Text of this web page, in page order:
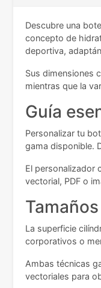
Descubre una
concepto de
deportiva,
Sus dimensiones
mientras que la
Guía
Personalizar tu
gama disponible.
El personalizador
vectorial, PDF o
La superficie
corporativos o
Ambas técnicas
vectoriales para